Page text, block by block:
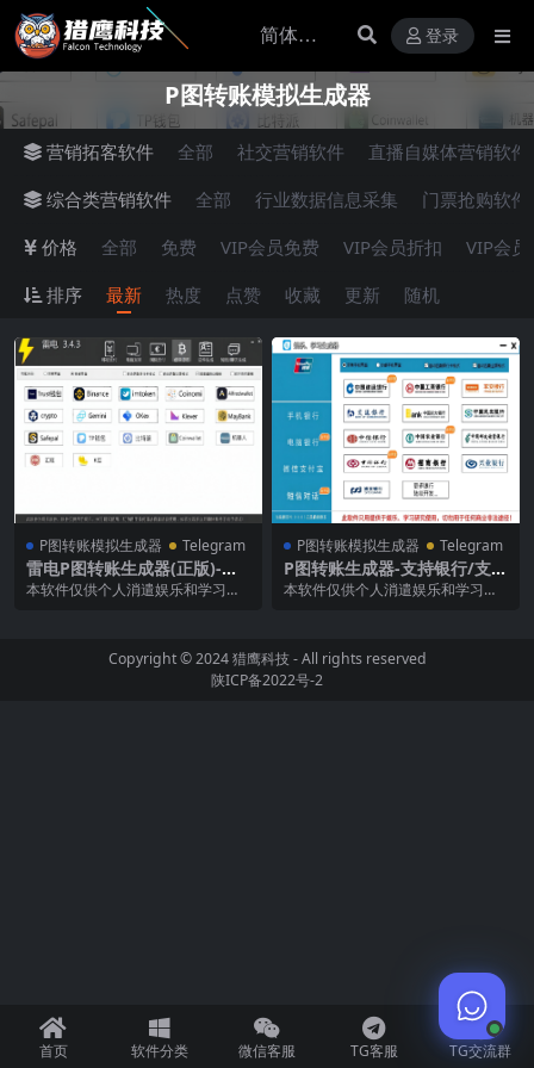
登录
P图转账模拟生成器
营销拓客软件 全部 社交营销软件
直播自媒体营销软件
综合类营销软件
全部 行业数据信息采集
门票抢购软件
价格
全部 免费 VIP会员免费 VIP会员折扣
VIP会
排序
最新 热度 点赞 收藏 更新 随机
P图转账模拟生成器 Telegram
雷电P图转账生成器(正版)-支
持生成U虚拟货币/证件/银行/
本软件仅供个人消遣娱乐和学习使
P图转账模拟生成器 Telegram
P图转账生成器-支持银行/支付
宝/微信/短信对话转账界面高
本软件仅供个人消遣娱乐和学习使
Copyright © 2024猎鹰科技- All rights reserved
陕ICP备2022号-2
首页 软件分类 微信客服 TG客服 TG交流群